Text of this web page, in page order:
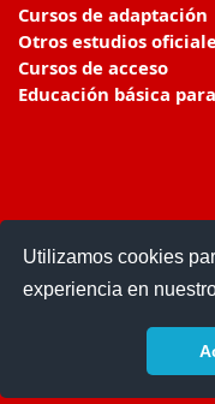
Utilizamos cookies
experiencia en
Cursos de adaptación
Otros estudios
Cursos de acceso
Educación básica